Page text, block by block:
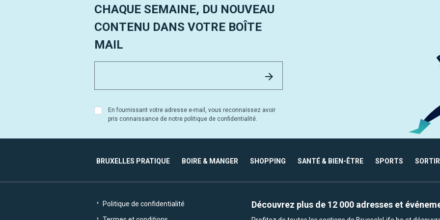
CHAQUE SEMAINE, DU NOUVEAU
CONTENU DANS VOTRE BOÎTE
MAIL
En fournissant votre adresse e-mail, vous reconnaissez avoir
pris connaissance de notre politique de confidentialité.
BRUXELLES PRATIQUE BOIRE & MANGER SHOPPING SANTÉ & BIEN-ÊTRE SPORTS SORTIR
Politique de confidentialité
Découvrez plus de 12 000 adresses et